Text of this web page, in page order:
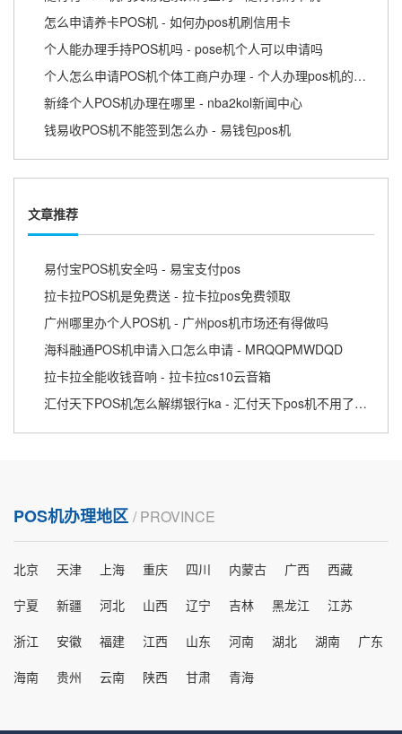
怎么申请养卡POS机 - 如何办pos机刷信用卡
个人能办理手持POS机吗 - pose机个人可以申请吗
个人怎么申请POS机个体工商户办理 - 个人办理pos机的流程
新绛个人POS机办理在哪里 - nba2kol新闻中心
钱易收POS机不能签到怎么办 - 易钱包pos机
文章推荐
易付宝POS机安全吗 - 易宝支付pos
拉卡拉POS机是免费送 - 拉卡拉pos免费领取
广州哪里办个人POS机 - 广州pos机市场还有得做吗
海科融通POS机申请入口怎么申请 - MRQQPMWDQD
拉卡拉全能收钱音响 - 拉卡拉cs10云音箱
汇付天下POS机怎么解绑银行ka - 汇付天下pos机不用了如何注销
POS机办理地区 / PROVINCE
北京 天津 上海 重庆 四川 内蒙古 广西
西藏
宁夏
新疆 河北 山西 辽宁 吉林 黑龙江
江苏
浙江
安徽 福建 江西 山东 河南 湖北 湖南
广东
海南
贵州 云南 陕西 甘肃 青海